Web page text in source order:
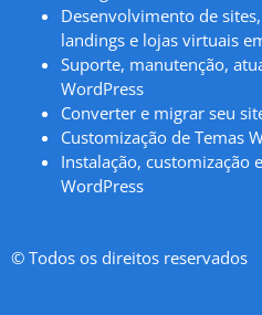
Desenvolvimento de
landings e lojas virtuais
Suporte, manutenção,
WordPress
Converter e migrar seu
Customização de Temas
Instalação, customização
WordPress
© Todos os direitos reservados